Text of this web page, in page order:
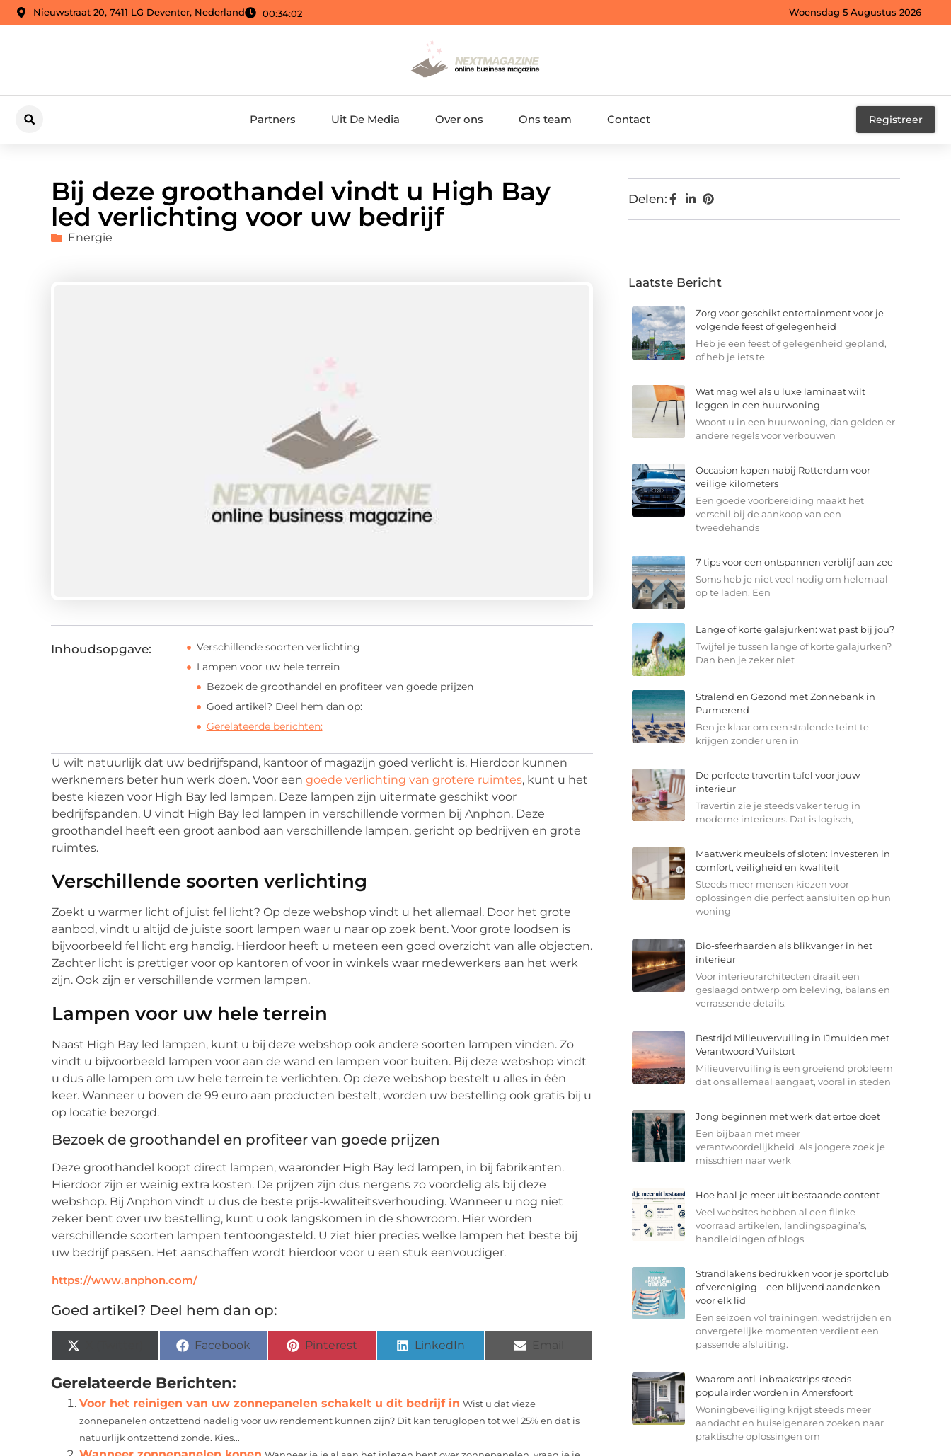
Nieuwstraat 20, 7411 LG Deventer, Nederland 00:34:03 Woensdag 5 Augustus 2026
Partners Uit De Media Over ons Ons team Contact Registreer
Bij deze groothandel vindt u High Bay
led verlichting voor uw bedrijf
Energie
Inhoudsopgave:
Verschillende soorten verlichting
Lampen voor uw hele terrein
Bezoek de groothandel en profiteer van goede prijzen
Goed artikel? Deel hem dan op:
Gerelateerde berichten:
U wilt natuurlijk dat uw bedrijfspand, kantoor of magazijn goed verlicht is. Hierdoor kunnen
werknemers beter hun werk doen. Voor een goede verlichting van grotere ruimtes, kunt u het
beste kiezen voor High Bay led lampen. Deze lampen zijn uitermate geschikt voor
bedrijfspanden. U vindt High Bay led lampen in verschillende vormen bij Anphon. Deze
groothandel heeft een groot aanbod aan verschillende lampen, gericht op bedrijven en grote
ruimtes.
Verschillende soorten verlichting
Zoekt u warmer licht of juist fel licht? Op deze webshop vindt u het allemaal. Door het grote
aanbod, vindt u altijd de juiste soort lampen waar u naar op zoek bent. Voor grote loodsen is
bijvoorbeeld fel licht erg handig. Hierdoor heeft u meteen een goed overzicht van alle objecten.
Zachter licht is prettiger voor op kantoren of voor in winkels waar medewerkers aan het werk
zijn. Ook zijn er verschillende vormen lampen.
Lampen voor uw hele terrein
Naast High Bay led lampen, kunt u bij deze webshop ook andere soorten lampen vinden. Zo
vindt u bijvoorbeeld lampen voor aan de wand en lampen voor buiten. Bij deze webshop vindt
u dus alle lampen om uw hele terrein te verlichten. Op deze webshop bestelt u alles in één
keer. Wanneer u boven de 99 euro aan producten bestelt, worden uw bestelling ook gratis bij u
op locatie bezorgd.
Bezoek de groothandel en profiteer van goede prijzen
Deze groothandel koopt direct lampen, waaronder High Bay led lampen, in bij fabrikanten.
Hierdoor zijn er weinig extra kosten. De prijzen zijn dus nergens zo voordelig als bij deze
webshop. Bij Anphon vindt u dus de beste prijs-kwaliteitsverhouding. Wanneer u nog niet
zeker bent over uw bestelling, kunt u ook langskomen in de showroom. Hier worden
verschillende soorten lampen tentoongesteld. U ziet hier precies welke lampen het beste bij
uw bedrijf passen. Het aanschaffen wordt hierdoor voor u een stuk eenvoudiger.
https://www.anphon.com/
Goed artikel? Deel hem dan op:
Facebook Pinterest LinkedIn
Gerelateerde Berichten:
Voor het reinigen van uw zonnepanelen schakelt u dit bedrijf in Wist u dat vieze
zonnepanelen ontzettend nadelig voor uw rendement kunnen zijn? Dit kan teruglopen tot wel 25% en dat is
natuurlijk ontzettend zonde. Kies...
Delen:
Laatste Bericht
Zorg voor geschikt entertainment voor je
volgende feest of gelegenheid
Heb je een feest of gelegenheid gepland,
of heb je iets te
Wat mag wel als u luxe laminaat wilt
leggen in een huurwoning
Woont u in een huurwoning, dan gelden er
andere regels voor verbouwen
Occasion kopen nabij Rotterdam voor
veilige kilometers
Een goede voorbereiding maakt het
verschil bij de aankoop van een
tweedehands
7 tips voor een ontspannen verblijf aan zee
Soms heb je niet veel nodig om helemaal
op te laden. Een
Lange of korte galajurken: wat past bij jou?
Twijfel je tussen lange of korte galajurken?
Dan ben je zeker niet
Stralend en Gezond met Zonnebank in
Purmerend
Ben je klaar om een stralende teint te
krijgen zonder uren in
De perfecte travertin tafel voor jouw
interieur
Travertin zie je steeds vaker terug in
moderne interieurs. Dat is logisch,
Maatwerk meubels of sloten: investeren in
comfort, veiligheid en kwaliteit
Steeds meer mensen kiezen voor
oplossingen die perfect aansluiten op hun
woning
Bio-sfeerhaarden als blikvanger in het
interieur
Voor interieurarchitecten draait een
geslaagd ontwerp om beleving, balans en
verrassende details.
Bestrijd Milieuvervuiling in IJmuiden met
Verantwoord Vuilstort
Milieuvervuiling is een groeiend probleem
dat ons allemaal aangaat, vooral in steden
Jong beginnen met werk dat ertoe doet
Een bijbaan met meer
verantwoordelijkheid Als jongere zoek je
misschien naar werk
Hoe haal je meer uit bestaande content
Veel websites hebben al een flinke
voorraad artikelen, landingspagina’s,
handleidingen of blogs
Strandlakens bedrukken voor je sportclub
of vereniging – een blijvend aandenken
voor elk lid
Een seizoen vol trainingen, wedstrijden en
onvergetelijke momenten verdient een
passende afsluiting.
Waarom anti-inbraakstrips steeds
populairder worden in Amersfoort
Woningbeveiliging krijgt steeds meer
aandacht en huiseigenaren zoeken naar
praktische oplossingen om